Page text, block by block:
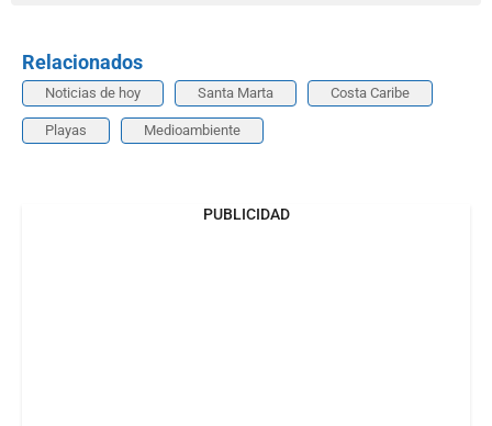
Relacionados
Noticias de hoy Santa Marta Costa Caribe
Playas Medioambiente
PUBLICIDAD